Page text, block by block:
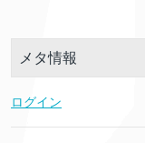
メタ情報
ログイン